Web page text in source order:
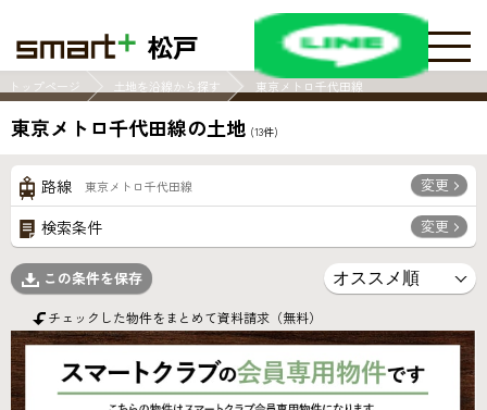
松戸
トップページ 土地を沿線から探す 東京メトロ千代田線
東京メトロ千代田線の土地 (13件)
路線 東京メトロ千代田線 変更
検索条件 変更
この条件を保存
チェックした物件をまとめて資料請求（無料）